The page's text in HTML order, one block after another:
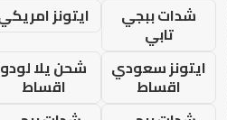
شدات ببجي
تابي
ايتونز
ايتونز سعودي
اقساط
شحن يلا لودو
اقساط